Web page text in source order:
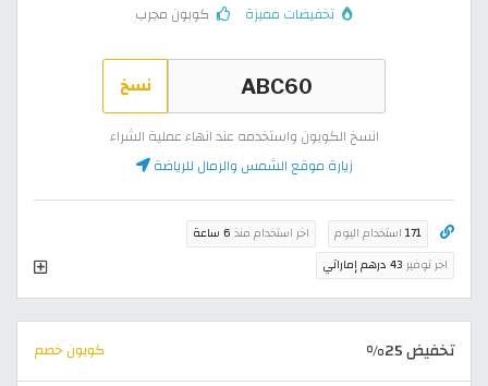
تخفيضات مميزة كوبون مجرب
نسخ
انسخ الكوبون واستخدمه عند انهاء عملية الشراء
زيارة موقع الشمس والرمال للرياضة
171 استخدام اليوم اخر استخدام منذ 6 ساعة
اخر توفير 43 درهم إماراتي
تخفيض 25% كوبون خصم